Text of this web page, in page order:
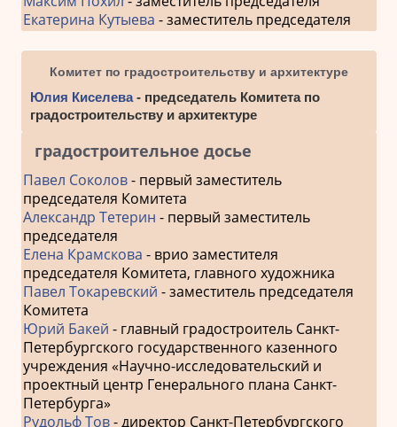
Екатерина Кутыева - заместитель председателя
Комитет по градостроительству и архитектуре
Юлия Киселева- председатель Комитета по
градостроительству и архитектуре
градостроительное досье
Павел Соколов- первый заместитель
председателя Комитета
Александр Тетерин - первый заместитель
председателя
Елена Крамскова - врио заместителя
председателя Комитета, главного художника
Павел Токаревский - заместитель председателя
Комитета
Юрий Бакей - главный градостроитель Санкт-
Петербургского государственного казенного
учреждения «Научно-исследовательский и
проектный центр Генерального плана Санкт-
Петербурга»
Рудольф Тов- директор Санкт-Петербургского